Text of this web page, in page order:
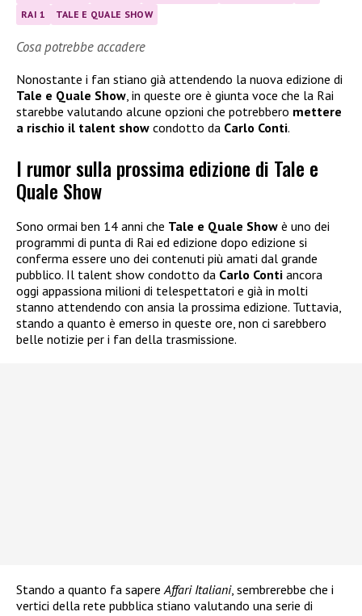
RAI 1
TALE E QUALE SHOW
Cosa potrebbe accadere
Nonostante i fan stiano già attendendo la nuova edizione di
Tale e Quale Show , in queste ore è giunta voce che la Rai
starebbe valutando alcune opzioni che potrebbero mettere
a rischio il talent show condotto da Carlo Conti.
I rumor sulla prossima edizione di Tale e
Quale Show
Sono ormai ben 14 anni che Tale e Quale Show è uno dei
programmi di punta di Rai ed edizione dopo edizione si
conferma essere uno dei contenuti più amati dal grande
pubblico. Il talent show condotto da Carlo Conti ancora
oggi appassiona milioni di telespettatori e già in molti
stanno attendendo con ansia la prossima edizione. Tuttavia,
stando a quanto è emerso in queste ore, non ci sarebbero
belle notizie per i fan della trasmissione.
Stando a quanto fa sapereAffari Italiani, sembrerebbe che i
vertici della rete pubblica stiano valutando una serie di